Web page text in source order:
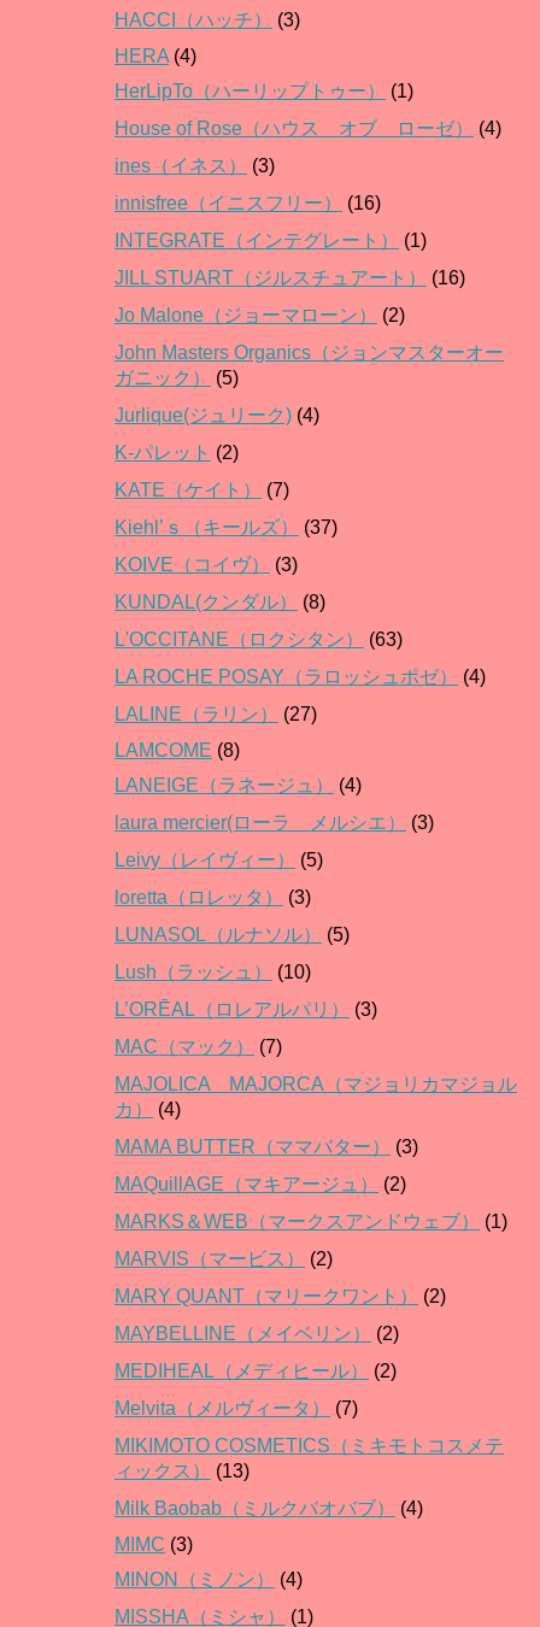
HACCI（ハッチ）
(3)
HERA(4)
HerLipTo（ハーリップトゥー）
(1)
House of Rose（ハウス オブ ローゼ）
(4)
ines（イネス）
(3)
innisfree（イニスフリー）
(16)
INTEGRATE（インテグレート）
(1)
JILL STUART（ジルスチュアート）
(16)
Jo Malone（ジョーマローン）
(2)
John Masters Organics（ジョンマスターオー
ガニック）
(5)
Jurlique(ジュリーク) (4)
K-パレット (2)
KATE（ケイト）
(7)
Kiehl’ｓ（キールズ）
(37)
KOIVE（コイヴ）
(3)
KUNDAL(クンダル）
(8)
L'OCCITANE（ロクシタン）
(63)
LA ROCHE POSAY（ラロッシュポゼ）
(4)
LALINE（ラリン）
(27)
LAMCOME (8)
LANEIGE（ラネージュ）
(4)
laura mercier(ローラ メルシエ）
(3)
Leivy（レイヴィー）
(5)
loretta（ロレッタ）
(3)
LUNASOL（ルナソル）
(5)
Lush（ラッシュ）
(10)
L’ORĒAL（ロレアルパリ）
(3)
MAC（マック）
(7)
MAJOLICA MAJORCA（マジョリカマジョル
カ）
(4)
MAMA BUTTER（ママバター）
(3)
MAQuillAGE（マキアージュ）
(2)
MARKS＆WEB（マークスアンドウェブ）
(1)
MARVIS（マービス）
(2)
MARY QUANT（マリークワント）
(2)
MAYBELLINE（メイベリン）
(2)
MEDIHEAL（メディヒール）
(2)
Melvita（メルヴィータ）
(7)
MIKIMOTO COSMETICS（ミキモトコスメテ
ィックス）
(13)
Milk Baobab（ミルクバオバブ）
(4)
MIMC (3)
MINON（ミノン）
(4)
MISSHA（ミシャ）
(1)